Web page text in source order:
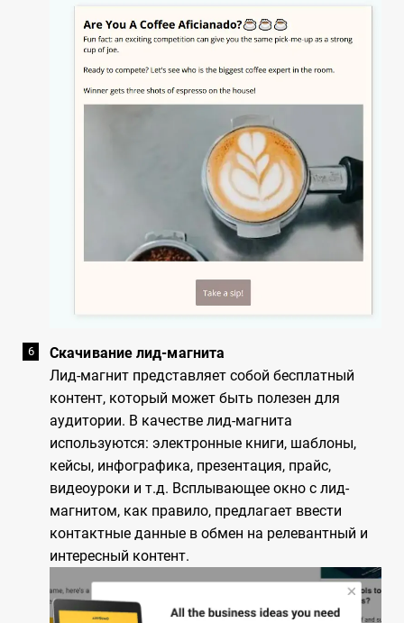
Скачивание лид-магнита
Лид-магнит представляет собой бесплатный
контент, который может быть полезен для
аудитории. В качестве лид-магнита
используются: электронные книги, шаблоны,
кейсы, инфографика, презентация, прайс,
видеоуроки и т.д. Всплывающее окно с лид-
магнитом, как правило, предлагает ввести
контактные данные в обмен на релевантный и
интересный контент.